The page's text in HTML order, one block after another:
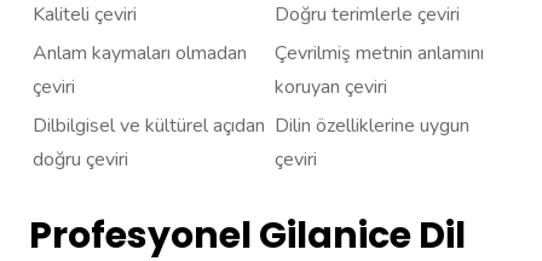
Kaliteli çeviri
Doğru terimlerle çeviri
Anlam kaymaları olmadan
çeviri
Çevrilmiş metnin anlamını
koruyan çeviri
Dilbilgisel ve kültürel açıdan
doğru çeviri
Dilin özelliklerine uygun
çeviri
Profesyonel Gilanice Dil